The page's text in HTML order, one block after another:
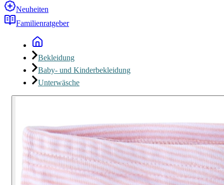
Neuheiten
Familienratgeber
Bekleidung
Baby- und Kinderbekleidung
Unterwäsche